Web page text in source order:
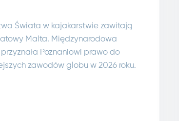
Świata w kajakarstwie zawitają
Malta. Międzynarodowa
Poznaniowi prawo do
zawodów globu w 2026 roku.